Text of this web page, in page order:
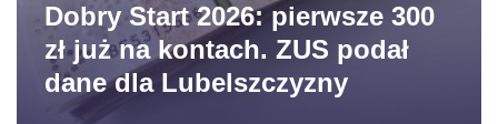
Dobry Start 2026: pierwsze 300
zł już na kontach. ZUS podał
dane dla Lubelszczyzny